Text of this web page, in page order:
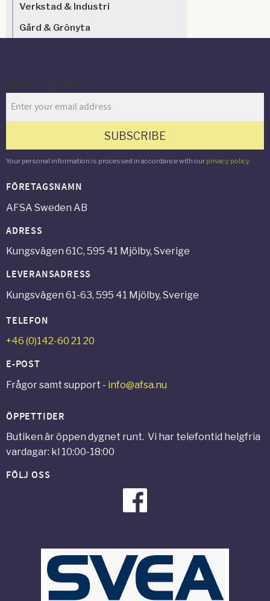
Verkstad & Industri
Gård & Grönyta
SUBSCRIBE
Your personal information is processed in accordance with our privacy policy.
FÖRETAGSNAMN
AFSA Sweden AB
ADRESS
Kungsvägen 61C, 595 41 Mjölby, Sverige
LEVERANSADRESS
Kungsvägen 61-63, 595 41 Mjölby, Sverige
TELEFON
+46 (0)142-60 21 20
E-POST
Frågor samt support - info@afsa.nu
ÖPPETTIDER
Butiken är öppen dygnet runt. Vi har telefontid helgfria
vardagar: kl 10:00-18:00
FÖLJ OSS